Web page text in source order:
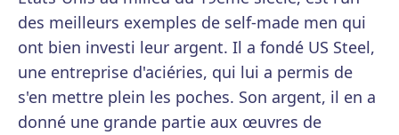
des meilleurs exemples de self-made men qui
ont bien investi leur argent. Il a fondé US Steel,
une entreprise d'aciéries, qui lui a permis de
s'en mettre plein les poches. Son argent, il en a
donné une grande partie aux œuvres de